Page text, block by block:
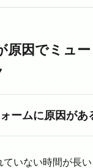
原因でミュ
ームに原因があ
いない時間が長い